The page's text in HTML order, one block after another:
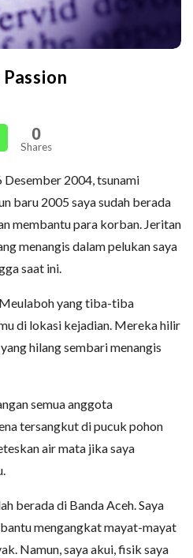
0
Shares
Desember 2004, tsunami
baru 2005 saya sudah berada
membantu para korban. Jeritan
menangis dalam pelukan saya
saat ini.
yang tiba-tiba
di lokasi kejadian. Mereka hilir
hilang sembari menangis
semua anggota
tersangkut di pucuk pohon
air mata jika saya
berada di Banda Aceh. Saya
mengangkat mayat-mayat
Namun, saya akui, fisik saya